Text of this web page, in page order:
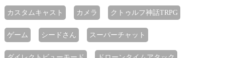
カスタムキャスト カメラ クトゥルフ神話TRPG
ゲーム シードさん スーパーチャット